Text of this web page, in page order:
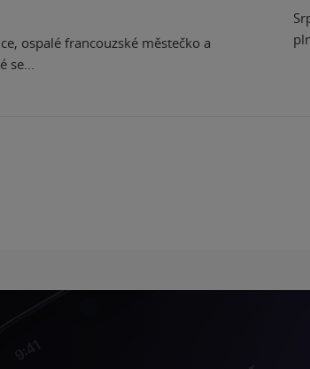
ospalé francouzské městečko a